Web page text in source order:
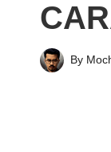
o
I
Posted
By